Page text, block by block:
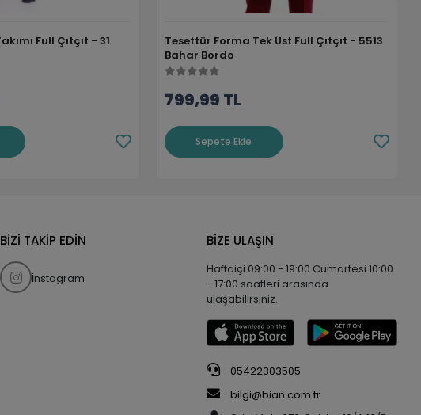
Full Çıtçıt - 31
Tesettür Forma Tek Üst Full Çıtçıt - 5513
Bahar Bordo
799,99 TL
Sepete Ekle
BİZİ TAKİP EDİN
İnstagram
BİZE ULAŞIN
Haftaiçi 09:00 - 19:00 Cumartesi 10:00
- 17:00 saatleri arasında
ulaşabilirsiniz.
05422303505
bilgi@bian.com.tr